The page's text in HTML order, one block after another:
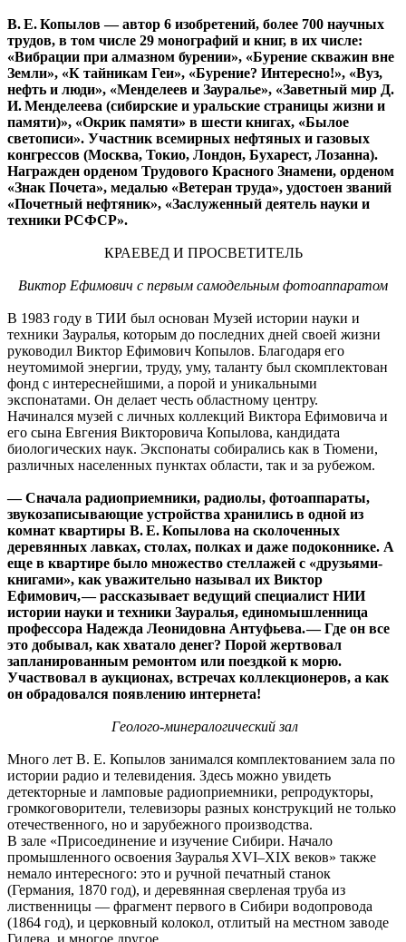
В. Е. Копылов — автор 6 изобретений, более 700 научных
трудов, в том числе 29 монографий и книг, в их числе:
«Вибрации при алмазном бурении», «Бурение скважин вне
Земли», «К тайникам Геи», «Бурение? Интересно!», «Вуз,
нефть и люди», «Менделеев и Зауралье», «Заветный мир Д.
И. Менделеева (сибирские и уральские страницы жизни и
памяти)», «Окрик памяти» в шести книгах, «Былое
светописи». Участник всемирных нефтяных и газовых
конгрессов (Москва, Токио, Лондон, Бухарест, Лозанна).
Награжден орденом Трудового Красного Знамени, орденом
«Знак Почета», медалью «Ветеран труда», удостоен званий
«Почетный нефтяник», «Заслуженный деятель науки и
техники РСФСР».
КРАЕВЕД И ПРОСВЕТИТЕЛЬ
Виктор Ефимович с первым самодельным фотоаппаратом
В 1983 году в ТИИ был основан Музей истории науки и
техники Зауралья, которым до последних дней своей жизни
руководил Виктор Ефимович Копылов. Благодаря его
неутомимой энергии, труду, уму, таланту был скомплектован
фонд с интереснейшими, а порой и уникальными
экспонатами. Он делает честь областному центру.
Начинался музей с личных коллекций Виктора Ефимовича и
его сына Евгения Викторовича Копылова, кандидата
биологических наук. Экспонаты собирались как в Тюмени,
различных населенных пунктах области, так и за рубежом.
— Сначала радиоприемники, радиолы, фотоаппараты,
звукозаписывающие устройства хранились в одной из
комнат квартиры В. Е. Копылова на сколоченных
деревянных лавках, столах, полках и даже подоконнике. А
еще в квартире было множество стеллажей с «друзьями-
книгами», как уважительно называл их Виктор
Ефимович, — рассказывает ведущий специалист НИИ
истории науки и техники Зауралья, единомышленница
профессора Надежда Леонидовна Антуфьева. — Где он все
это добывал, как хватало денег? Порой жертвовал
запланированным ремонтом или поездкой к морю.
Участвовал в аукционах, встречах коллекционеров, а как
он обрадовался появлению интернета!
Геолого-минералогический зал
Много лет В. Е. Копылов занимался комплектованием зала по
истории радио и телевидения. Здесь можно увидеть
детекторные и ламповые радиоприемники, репродукторы,
громкоговорители, телевизоры разных конструкций не только
отечественного, но и зарубежного производства.
В зале «Присоединение и изучение Сибири. Начало
промышленного освоения Зауралья XVI–XIX веков» также
немало интересного: это и ручной печатный станок
(Германия, 1870 год), и деревянная сверленая труба из
лиственницы — фрагмент первого в Сибири водопровода
(1864 год), и церковный колокол, отлитый на местном заводе
Гилева, и многое другое.